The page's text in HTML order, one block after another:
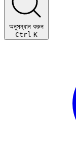
অনুসন্ধান করুন
Ctrl K